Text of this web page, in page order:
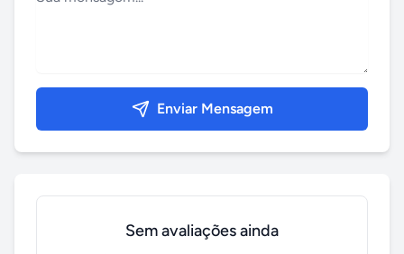
Enviar Mensagem
Sem avaliações ainda